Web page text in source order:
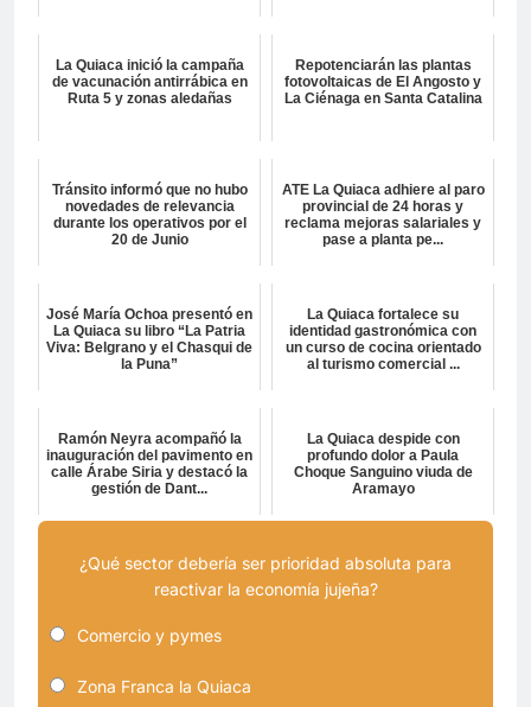
La Quiaca inició la campaña
de vacunación antirrábica en
Ruta 5 y zonas aledañas
Repotenciarán las plantas
fotovoltaicas de El Angosto y
La Ciénaga en Santa Catalina
Tránsito informó que no hubo
novedades de relevancia
durante los operativos por el
20 de Junio
ATE La Quiaca adhiere al paro
provincial de 24 horas y
reclama mejoras salariales y
pase a planta pe...
José María Ochoa presentó en
La Quiaca su libro “La Patria
Viva: Belgrano y el Chasqui de
la Puna”
La Quiaca fortalece su
identidad gastronómica con
un curso de cocina orientado
al turismo comercial ...
Ramón Neyra acompañó la
inauguración del pavimento en
calle Árabe Siria y destacó la
gestión de Dant...
La Quiaca despide con
profundo dolor a Paula
Choque Sanguino viuda de
Aramayo
¿Qué sector debería ser prioridad absoluta para
reactivar la economía jujeña?
Comercio y pymes
Zona Franca la Quiaca